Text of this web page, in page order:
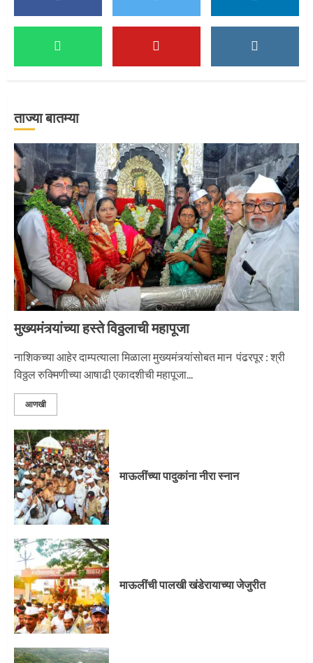
मुख्यमंत्र्यांच्या हस्ते विठ्ठलाची महापूजा
2
माऊलींच्या पादुकांना नीरा स्नान
3
माऊलींची पालखी खंडेरायाच्या जेजुरीत
ताज्या बातम्या
मुख्यमंत्र्यांच्या हस्ते विठ्ठलाची महापूजा
नाशिकच्या आहेर दाम्पत्याला मिळाला मुख्यमंत्र्यांसोबत मान पंढरपूर : श्री
विठ्ठल रुक्मिणीच्या आषाढी एकादशीची महापूजा...
आणखी
माऊलींच्या पादुकांना नीरा स्नान
माऊलींची पालखी खंडेरायाच्या जेजुरीत